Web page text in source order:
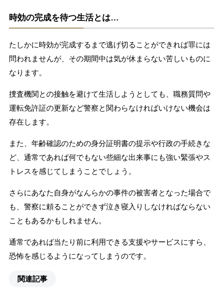
時効の完成を待つ生活とは…
たしかに時効が完成するまで逃げ切ることができれば罪には
問われませんが、その期間中は気が休まらない苦しいものに
なります。
捜査機関との接触を避けて生活しようとしても、職務質問や
運転免許証の更新など警察と関わらなければいけない機会は
存在します。
また、年齢確認のための身分証明書の提示や行政の手続きな
ど、通常であれば何でもない些細な出来事にも強い緊張やス
トレスを感じてしまうことでしょう。
さらにあなた自身がなんらかの事件の被害者となった場合で
も、警察に頼ることができず泣き寝入りしなければならない
こともあるかもしれません。
通常であれば当たり前に利用できる支援やサービスにすら、
恐怖を感じるようになってしまうのです。
関連記事